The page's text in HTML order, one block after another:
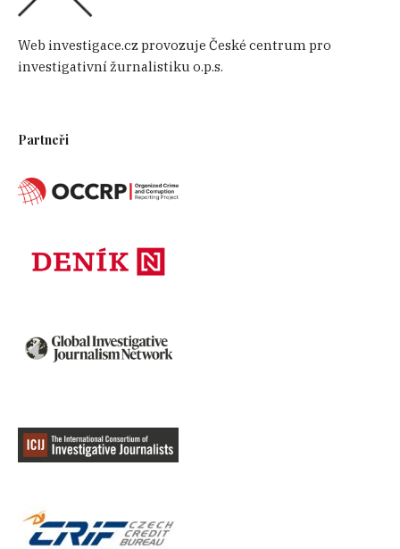
Web investigace.cz provozuje České centrum pro
investigativní žurnalistiku o.p.s.
Partneři